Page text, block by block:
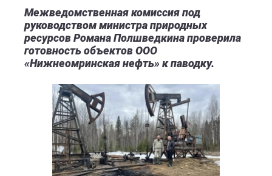
Межведомственная комиссия под
руководством министра природных
ресурсов Романа Полшведкина проверила
готовность объектов ООО
«Нижнеомринская нефть» к паводку.